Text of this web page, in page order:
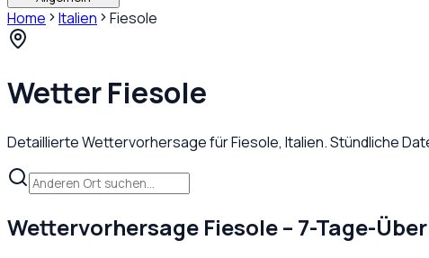
Home Italien Fiesole
WetterFiesole
Detaillierte Wettervorhersage fürFiesole, Italien. Stündliche
Wettervorhersage Fiesole– 7-Tage-